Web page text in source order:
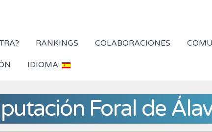
RANKINGS COLABORACIONES
IDIOMA:
Foral de